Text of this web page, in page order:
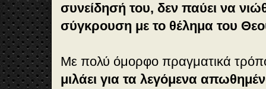
συνείδησή του, δεν παύει να
σύγκρουση με το θέλημα του
Με πολύ όμορφο πραγματικά
μιλάει για τα λεγόμενα